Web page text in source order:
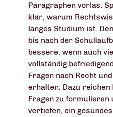
Paragraphen vorlas.
klar, warum
langes Studium ist.
bis nach der
bessere, wenn auch
vollständig
Fragen nach Recht
erhalten. Dazu reichen
Fragen zu formulieren
vertiefen, ein